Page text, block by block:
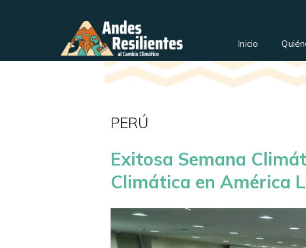
Inicio
PERÚ
Exitosa Semana
Climática en América